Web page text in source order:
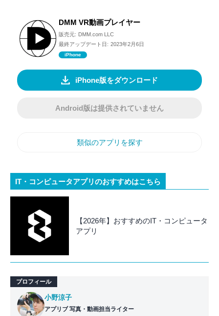
DMM VR動画プレイヤー
販売元: DMM.com LLC
最終アップデート日: 2023年2月6日
iPhone
iPhone版をダウンロード
Android版は提供されていません
類似のアプリを探す
IT・コンピュータアプリのおすすめはこちら
【2026年】おすすめのIT・コンピュータ
アプリ
プロフィール
小野涼子
アプリブ 写真・動画担当ライター